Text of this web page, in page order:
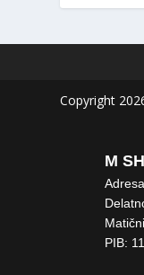
Copyright
M
PIB: